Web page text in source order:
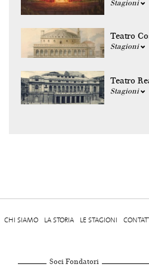
Stagioni
Teatro
Stagioni
Teatro
Stagioni
CHI SIAMO LA STORIA LE STAGIONI
Soci Fondatori